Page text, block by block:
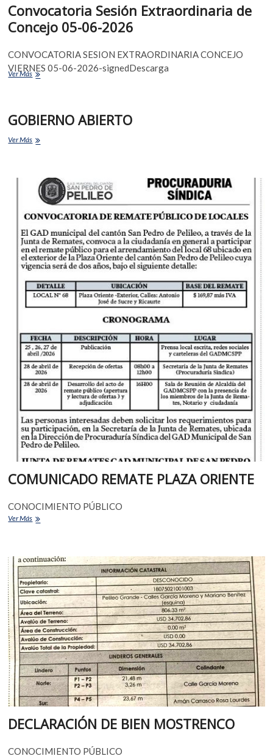
Convocatoria Sesión Extraordinaria de
Concejo 05-06-2026
CONVOCATORIA SESION EXTRAORDINARIA CONCEJO
VIERNES 05-06-2026-signedDescarga
Ver Más
GOBIERNO ABIERTO
Ver Más
COMUNICADO REMATE PLAZA ORIENTE
CONOCIMIENTO PÚBLICO
Ver Más
DECLARACIÓN DE BIEN MOSTRENCO
CONOCIMIENTO PÚBLICO